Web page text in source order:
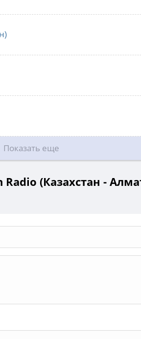
Показать еще
(Казахстан -